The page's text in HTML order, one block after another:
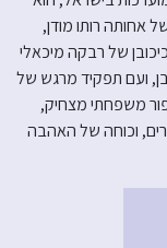
אחותה רותו מודן,
של רבקה מיכאלי
ועם תפקיד מרגש של
משפחתי מצחיק,
וכוחה של האהבה